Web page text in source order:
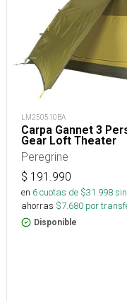
LM250510BA
Carpa Gannet 3
Gear Loft Theater
Peregrine
$ 191.990
en 6cuotas de $31.998
ahorras $7.680 por
Disponible